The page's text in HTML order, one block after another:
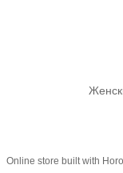
Online store built with